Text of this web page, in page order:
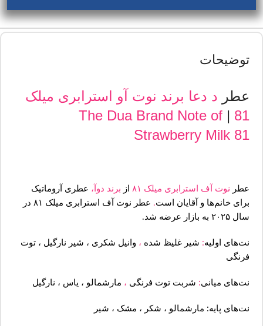
توضیحات
عطر د دعا برند نوت آو استرابری میلک
81
|
The Dua Brand Note of
Strawberry Milk 81
عطر نوت آف استرابری میلک ۸۱ از برند دوآ، عطری آروماتیک
برای خانم‌ها و آقایان است. عطر
نوت آف استرابری میلک ۸۱ در
سال ۲۰۲۵ به بازار عرضه شد.
نت‌های اولیه: شیر غلیظ شده ، وانیل شکری ، شیر نارگیل ، توت
فرنگی
نت‌های میانی: شربت توت فرنگی ، مارشمالو ، یاس ، نارگیل
نت‌های پایه: مارشمالو ، شکر ، مشک ، شیر